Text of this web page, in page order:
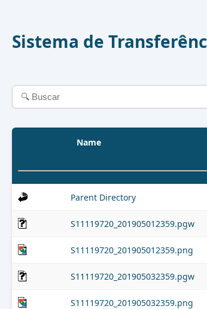
Sistema de
Name
Parent Directory
S11119720_201905012359.pgw
S11119720_201905012359.png
S11119720_201905032359.pgw
S11119720_201905032359.png